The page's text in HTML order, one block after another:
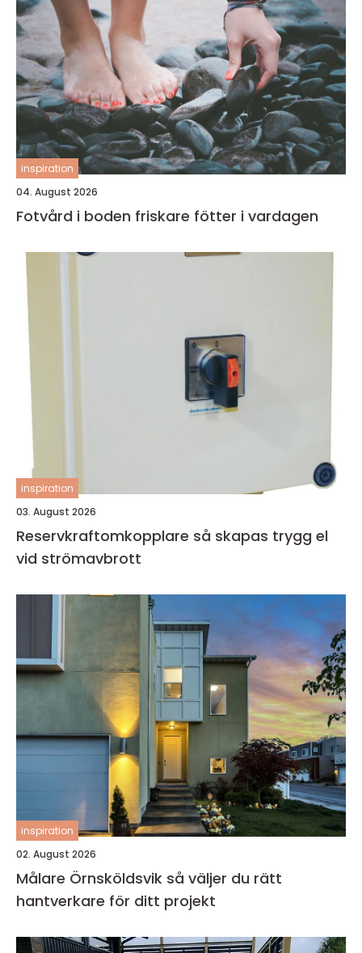
inspiration
04. August 2026
Fotvård i boden friskare fötter i vardagen
inspiration
03. August 2026
Reservkraftomkopplare så skapas trygg el
vid strömavbrott
inspiration
02. August 2026
Målare Örnsköldsvik så väljer du rätt
hantverkare för ditt projekt